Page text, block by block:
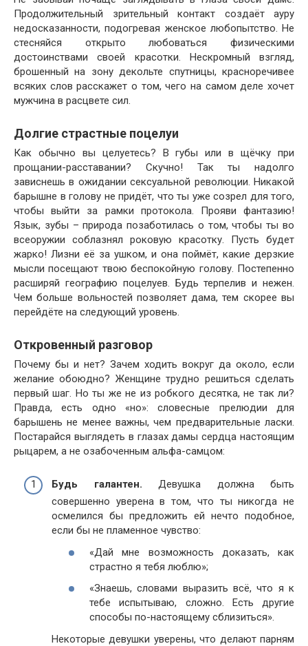
Продолжительный зрительный контакт создаёт ауру
недосказанности, подогревая женское любопытство. Не
стесняйся открыто любоваться физическими
достоинствами своей красотки. Нескромный взгляд,
брошенный на зону декольте спутницы, красноречивее
всяких слов расскажет о том, чего на самом деле хочет
мужчина в расцвете сил.
Долгие страстные поцелуи
Как обычно вы целуетесь? В губы или в щёчку при
прощании-расставании? Скучно! Так ты надолго
зависнешь в ожидании сексуальной революции. Никакой
барышне в голову не придёт, что ты уже созрел для того,
чтобы выйти за рамки протокола. Прояви фантазию!
Язык, зубы – природа позаботилась о том, чтобы ты во
всеоружии соблазнял роковую красотку. Пусть будет
жарко! Лизни её за ушком, и она поймёт, какие дерзкие
мысли посещают твою беспокойную голову. Постепенно
расширяй географию поцелуев. Будь терпелив и нежен.
Чем больше вольностей позволяет дама, тем скорее вы
перейдёте на следующий уровень.
Откровенный разговор
Почему бы и нет? Зачем ходить вокруг да около, если
желание обоюдно? Женщине трудно решиться сделать
первый шаг. Но ты же не из робкого десятка, не так ли?
Правда, есть одно «но»: словесные прелюдии для
барышень не менее важны, чем предварительные ласки.
Постарайся выглядеть в глазах дамы сердца настоящим
рыцарем, а не озабоченным альфа-самцом:
Будь галантен. Девушка должна быть
совершенно уверена в том, что ты никогда не
осмелился бы предложить ей нечто подобное,
если бы не пламенное чувство:
«Дай мне возможность доказать, как
страстно я тебя люблю»;
«Знаешь, словами выразить всё, что я к
тебе испытываю, сложно. Есть другие
способы по-настоящему сблизиться».
Некоторые девушки уверены, что делают парням